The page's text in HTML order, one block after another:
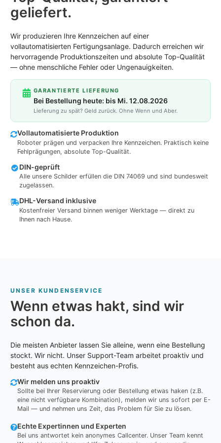
geliefert.
Wir produzieren Ihre Kennzeichen auf einer
vollautomatisierten Fertigungsanlage. Dadurch erreichen wir
hervorragende Produktionszeiten und absolute Top-Qualität
— ohne menschliche Fehler oder Ungenauigkeiten.
GARANTIERTE LIEFERUNG
Bei Bestellung heute: bis Mi. 12.08.2026
Lieferung zu spät? Geld zurück. Ohne Wenn und Aber.
Vollautomatisierte Produktion
Roboter prägen und verpacken Ihre Kennzeichen. Praktisch keine
Fehlprägungen, absolute Top-Qualität.
DIN-geprüft
Alle unsere Schilder erfüllen die DIN 74069 und sind bundesweit
zugelassen.
DHL-Versand inklusive
Kostenfreier Versand binnen weniger Werktage — direkt zu
Ihnen nach Hause.
UNSER KUNDENSERVICE
Wenn etwas hakt, sind wir
schon da.
Die meisten Anbieter lassen Sie alleine, wenn eine Bestellung
stockt. Wir nicht. Unser Support-Team arbeitet proaktiv und
besteht aus echten Kennzeichen-Profis.
Wir melden uns proaktiv
Sollte bei Ihrer Reservierung oder Bestellung etwas haken (z.B.
eine nicht verfügbare Kombination), melden wir uns sofort per E-
Mail — und nehmen uns Zeit, das Problem für Sie zu lösen.
Echte Expertinnen und Experten
Bei uns antwortet kein anonymes Callcenter. Unser Team kennt